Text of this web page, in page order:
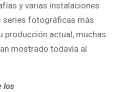
y varias instalaciones
series fotográficas más
producción actual, muchas
mostrado todavía al
los